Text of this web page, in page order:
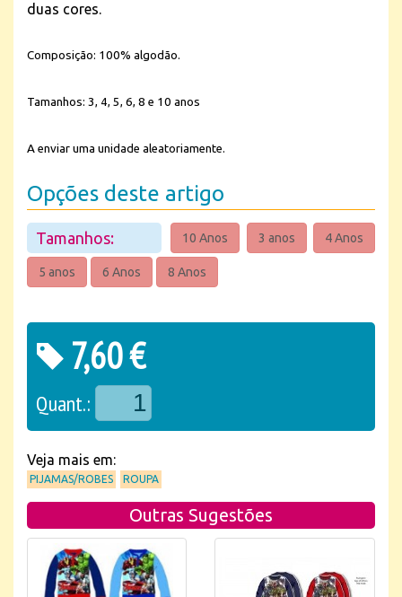
duas cores.
Composição: 100% algodão.
Tamanhos: 3, 4, 5, 6, 8 e 10 anos
A enviar uma unidade aleatoriamente.
Opções deste artigo
Tamanhos: 10 Anos 3 anos 4 Anos
5 anos 6 Anos 8 Anos
7,60 €
Quant.:
Veja mais em:
PIJAMAS/ROBES ROUPA
Outras Sugestões